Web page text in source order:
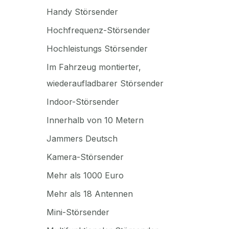
Handy Störsender
Hochfrequenz-Störsender
Hochleistungs Störsender
Im Fahrzeug montierter,
wiederaufladbarer Störsender
Indoor-Störsender
Innerhalb von 10 Metern
Jammers Deutsch
Kamera-Störsender
Mehr als 1000 Euro
Mehr als 18 Antennen
Mini-Störsender